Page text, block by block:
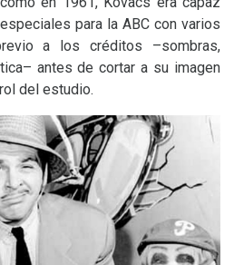
para la ABCcon varios
a los créditos –sombras,
antes de cortar a su imagen
del estudio.